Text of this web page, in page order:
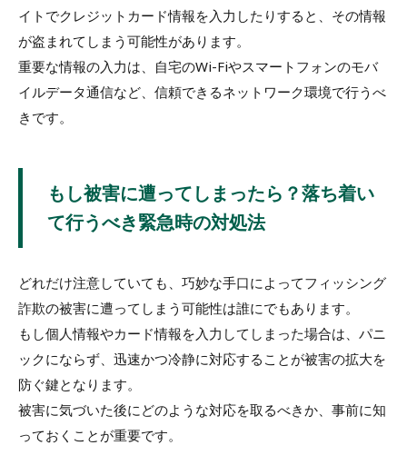
イトでクレジットカード情報を入力したりすると、その情報
が盗まれてしまう可能性があります。
重要な情報の入力は、自宅のWi-Fiやスマートフォンのモバ
イルデータ通信など、信頼できるネットワーク環境で行うべ
きです。
もし被害に遭ってしまったら？落ち着い
て行うべき緊急時の対処法
どれだけ注意していても、巧妙な手口によってフィッシング
詐欺の被害に遭ってしまう可能性は誰にでもあります。
もし個人情報やカード情報を入力してしまった場合は、パニ
ックにならず、迅速かつ冷静に対応することが被害の拡大を
防ぐ鍵となります。
被害に気づいた後にどのような対応を取るべきか、事前に知
っておくことが重要です。